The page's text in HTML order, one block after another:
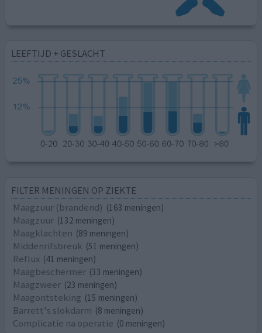
LEEFTIJD + GESLACHT
FILTER MENINGEN OP ZIEKTE
Maagzuur (brandend) (163 meningen)
Maagzuur (132 meningen)
Maagklachten (89 meningen)
Middenrifsbreuk (51 meningen)
Reflux (41 meningen)
Maagbeschermer (33 meningen)
Maagzweer (23 meningen)
Maagontsteking (15 meningen)
Barrett's slokdarm (8 meningen)
Complicatie na operatie (0 meningen)